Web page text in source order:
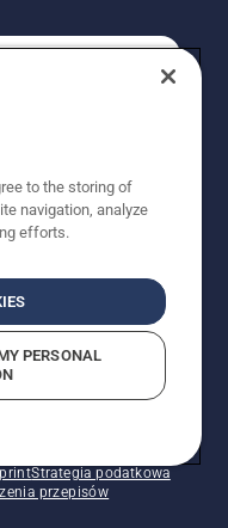
Strategia podatkowa
przepisów
to the storing of
navigation, analyze
efforts.
PERSONAL